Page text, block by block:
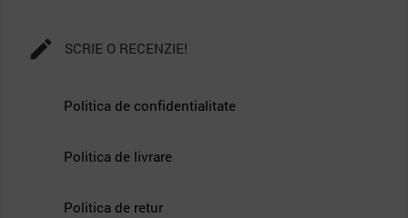
 SCRIE O RECENZIE!
Politica de confidentialitate
Politica de livrare
Politica de retur